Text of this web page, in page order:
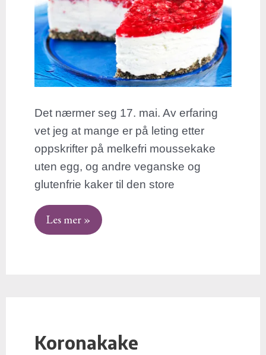
Det nærmer seg 17. mai. Av erfaring
vet jeg at mange er på leting etter
oppskrifter på melkefri moussekake
uten egg, og andre veganske og
glutenfrie kaker til den store
Les mer »
Koronakake
Koronakake